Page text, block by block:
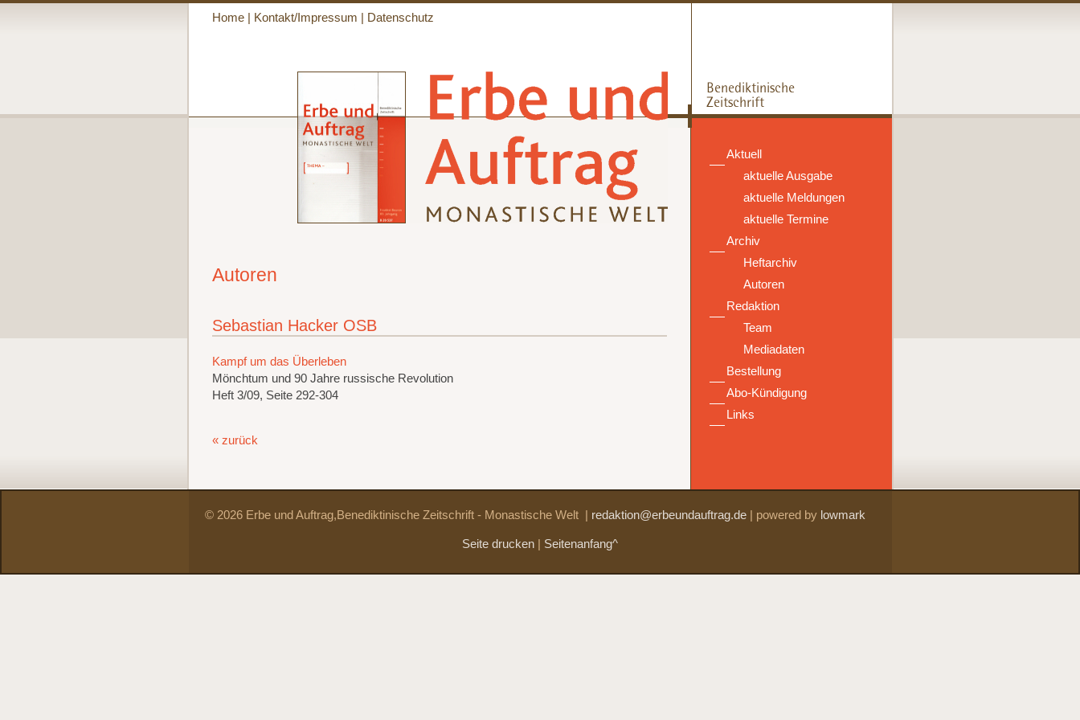
Home| Kontakt/Impressum Datenschutz
Aktuell
aktuelle Ausgabe
aktuelle Meldungen
aktuelle Termine
Archiv
Heftarchiv
Autoren
Redaktion
Team
Mediadaten
Bestellung
Abo-Kündigung
Links
Autoren
Sebastian Hacker OSB
Kampf um das Überleben
Mönchtum und 90 Jahre russische Revolution
Heft 3/09, Seite 292-304
« zurück
© 2026 Erbe und Auftrag,Benediktinische Zeitschrift - Monastische Welt redaktion@erbeundauftrag.de| powered by lowmark
Seite drucken Seitenanfang^